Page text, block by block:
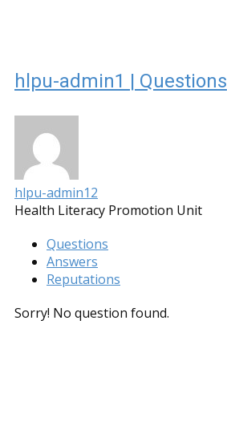
hlpu-admin1 | Questions
hlpu-admin12
Health Literacy Promotion Unit
Questions
Answers
Reputations
Sorry! No question found.